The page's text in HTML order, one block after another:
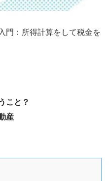
門：所得計算をして税金を
こと？
産